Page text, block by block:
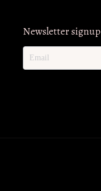
Newsletter signup